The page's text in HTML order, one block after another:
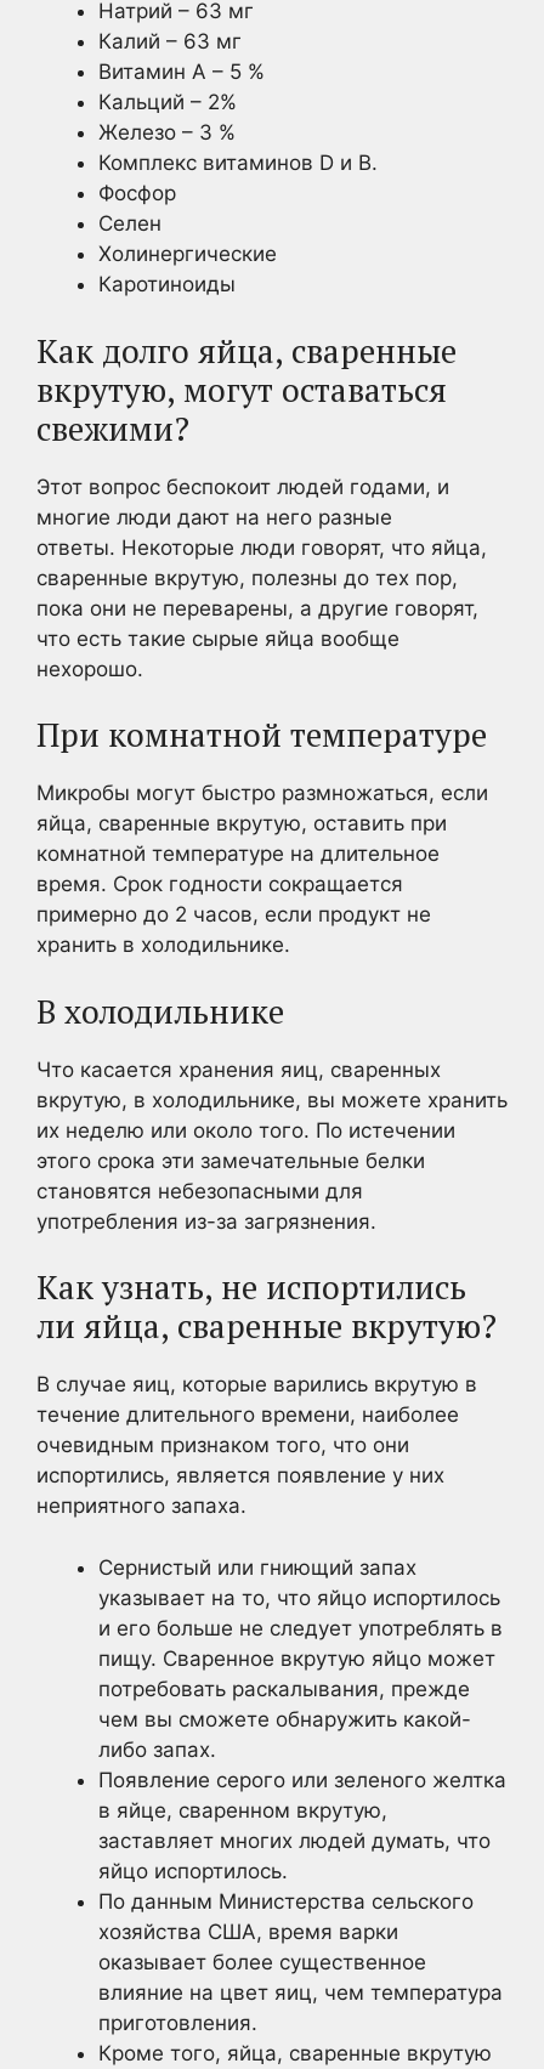
Натрий – 63 мг
Калий – 63 мг
Витамин А – 5 %
Кальций – 2%
Железо – 3 %
Комплекс витаминов D и B.
Фосфор
Селен
Холинергические
Каротиноиды
Как долго яйца, сваренные
вкрутую, могут оставаться
свежими?
Этот вопрос беспокоит людей годами, и
многие люди дают на него разные
ответы. Некоторые люди говорят, что яйца,
сваренные вкрутую, полезны до тех пор,
пока они не переварены, а другие говорят,
что есть такие сырые яйца вообще
нехорошо.
При комнатной температуре
Микробы могут быстро размножаться, если
яйца, сваренные вкрутую, оставить при
комнатной температуре на длительное
время. Срок годности сокращается
примерно до 2 часов, если продукт не
хранить в холодильнике.
В холодильнике
Что касается хранения яиц, сваренных
вкрутую, в холодильнике, вы можете хранить
их неделю или около того. По истечении
этого срока эти замечательные белки
становятся небезопасными для
употребления из-за загрязнения.
Как узнать, не испортились
ли яйца, сваренные вкрутую?
В случае яиц, которые варились вкрутую в
течение длительного времени, наиболее
очевидным признаком того, что они
испортились, является появление у них
неприятного запаха.
Сернистый или гниющий запах
указывает на то, что яйцо испортилось
и его больше не следует употреблять в
пищу. Сваренное вкрутую яйцо может
потребовать раскалывания, прежде
чем вы сможете обнаружить какой-
либо запах.
Появление серого или зеленого желтка
в яйце, сваренном вкрутую,
заставляет многих людей думать, что
яйцо испортилось.
По данным Министерства сельского
хозяйства США, время варки
оказывает более существенное
влияние на цвет яиц, чем температура
приготовления.
Кроме того, яйца, сваренные вкрутую